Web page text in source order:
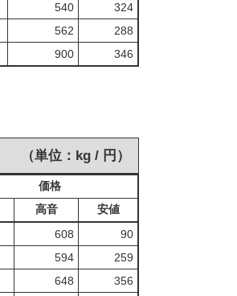
540
324
562
288
900 346
（単位：kg / 円）
価格
高音
安値
608
90
594
259
648
356